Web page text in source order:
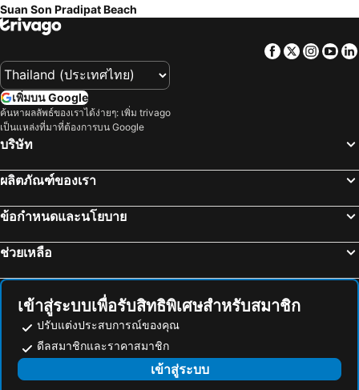
ไฮแอท รีเจนซี่ หัวหิน
โรงแรมสายลม หัวหิน
Hua Hin Euro City Hotel
Ace of Hua Hin Resort
Hua Hin Loft
Wora Bura Hua Hin Resort & Spa
Asira Boutique HuaHin
De Chaochom Hua Hin
Kundala Beach Resort Hua Hin
บ้านนิลรัตน์
โรงแรม มายเวย์ หัวหิน
The Sanctuary Hua Hin By Zurich
Villa S
โรงแรมริยาจ หัวหิน
Takiab Beach Resort
Baan Peang Ploen B411
บ้านสบายดี รีสอร์ท
Suan Son Pradipat Beach
Facebook
Twitter
เพิ่มบน Google
ค้นหาผลลัพธ์ของเราได้ง่ายๆ: เพิ่ม trivago
เป็นแหล่งที่มาที่ต้องการบน Google
บริษัท
ผลิตภัณฑ์ของเรา
ข้อกำหนดและนโยบาย
ช่วยเหลือ
เข้าสู่ระบบเพื่อรับสิทธิพิเศษสำหรับสมาชิก
ปรับแต่งประสบการณ์ของคุณ
ดีลสมาชิกและราคาสมาชิก
เข้าสู่ระบบ